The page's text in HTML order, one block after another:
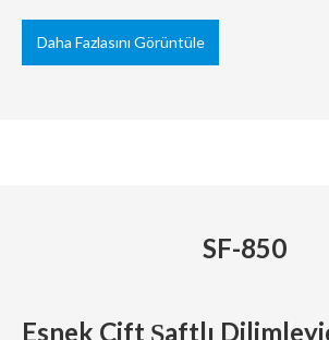
Daha Fazlasını Görüntüle
SF-850
Esnek Çift Şaftlı